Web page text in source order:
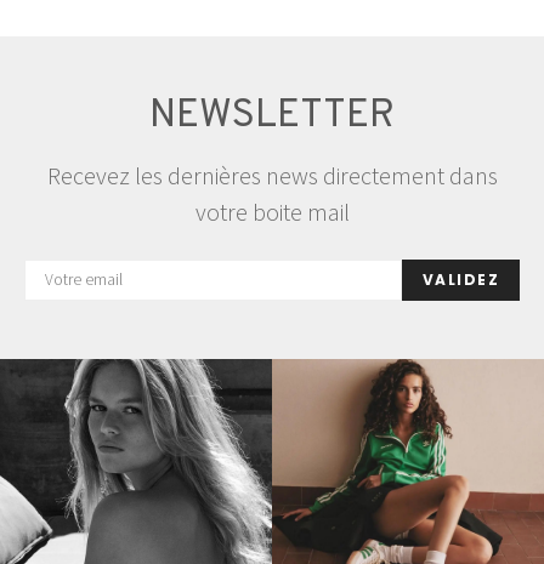
NEWSLETTER
Recevez les dernières news directement dans
votre boite mail
VALIDEZ